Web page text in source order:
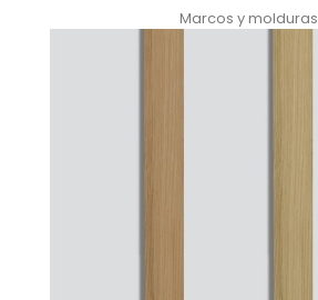
Marcos y molduras